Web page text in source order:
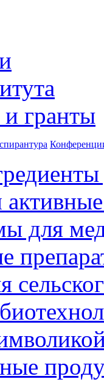
гранты
для